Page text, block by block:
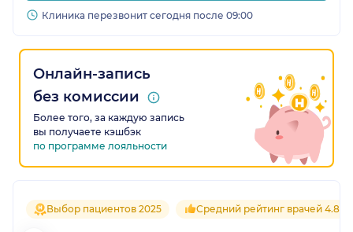
Клиника перезвонит сегодня после 09:00
Онлайн-запись
без комиссии
Более того, за каждую запись
вы получаете кэшбэк
по программе лояльности
Выбор пациентов 2025 Средний рейтинг врачей 4.8